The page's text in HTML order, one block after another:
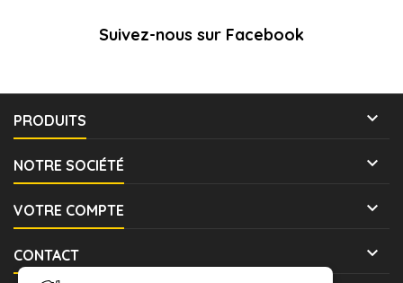
Suivez-nous sur Facebook
PRODUITS 
NOTRE SOCIÉTÉ 
VOTRE COMPTE 
CONTACT 